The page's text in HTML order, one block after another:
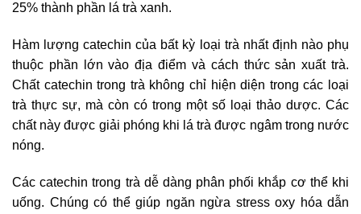
25% thành phần lá trà xanh.
Hàm lượng catechin của bất kỳ loại trà nhất định nào phụ
thuộc phần lớn vào địa điểm và cách thức sản xuất trà.
Chất catechin trong trà không chỉ hiện diện trong các loại
trà thực sự, mà còn có trong một số loại thảo dược. Các
chất này được giải phóng khi lá trà được ngâm trong nước
nóng.
Các catechin trong trà dễ dàng phân phối khắp cơ thể khi
uống. Chúng có thể giúp ngăn ngừa stress oxy hóa dẫn